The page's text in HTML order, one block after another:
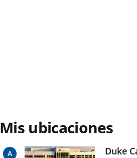
Mis ubicaciones
Duke